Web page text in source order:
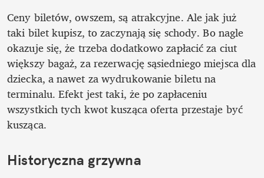
Ceny biletów, owszem, są atrakcyjne. Ale jak już
taki bilet kupisz, to zaczynają się schody. Bo nagle
okazuje się, że trzeba dodatkowo zapłacić za ciut
większy bagaż, za rezerwację sąsiedniego miejsca dla
dziecka, a nawet za wydrukowanie biletu na
terminalu. Efekt jest taki, że po zapłaceniu
wszystkich tych kwot kusząca oferta przestaje być
kusząca.
Historyczna grzywna